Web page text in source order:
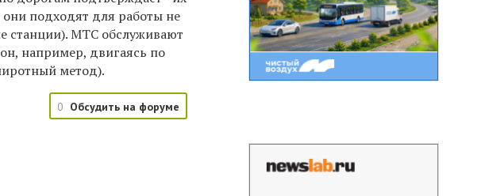
подходят для работы не
станции). МТС обслуживают
например, двигаясь по
метод).
0 Обсудить на форуме